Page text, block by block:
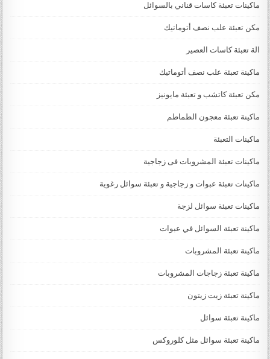
ماكينات تعبئة كاسات قناني بالسوائل
مكن تعبئة علب نصف أتوماتيك
الة تعبئة كاسات العصير
ماكينة تعبئة علب نصف أتوماتيك
مكن تعبئة كاتشب و تعبئة مايونيز
ماكينة تعبئة معجون الطماطم
ماكينات التعبئة
ماكينات تعبئة المشروبات فى زجاجية
ماكينات تعبئة عبوات و زجاجية و تعبئة سوائل رغوية
ماكينات تعبئة سوائل لزجة
‏‏‏ماكينة تعبئة السوائل في عبوات
ماكينة تعبئة المشروبات
ماكينة تعبئة زجاجات المشروبات
ماكينة تعبئة زيت زيتون
ماكينة تعبئة سوائل
ماكينة تعبئة سوائل مثل كلوروكس